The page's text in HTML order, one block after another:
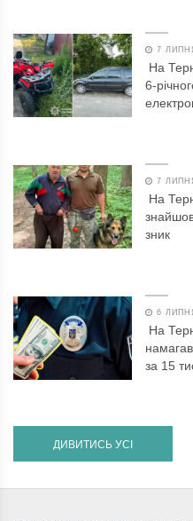
7
На
6-
7
На
знайшов
зник
6
На
за 15
ДИВИТИСЬ УСІ